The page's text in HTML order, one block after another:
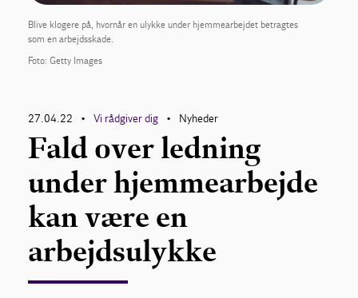
Blive klogere på, hvornår en ulykke under hjemmearbejdet betragtes
som en arbejdsskade.
Foto: Getty Images
27.04.22 • Vi rådgiver dig • Nyheder
Fald over ledning
under hjemmearbejde
kan være en
arbejdsulykke